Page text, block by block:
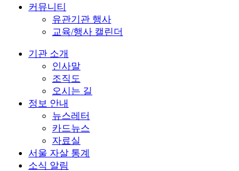
커뮤니티
유관기관 행사
교육/행사 캘린더
기관 소개
인사말
조직도
오시는 길
정보 안내
뉴스레터
카드뉴스
자료실
서울 자살 통계
소식 알림